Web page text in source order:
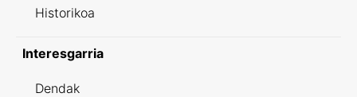
Historikoa
Interesgarria
Dendak